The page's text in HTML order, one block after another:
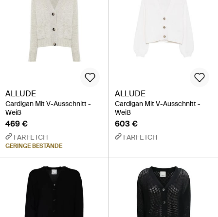
ALLUDE
Cardigan Mit V-Ausschnitt -
Weiß
469 €
FARFETCH
GERINGE BESTÄNDE
ALLUDE
Cardigan Mit V-Ausschnitt -
Weiß
603 €
FARFETCH